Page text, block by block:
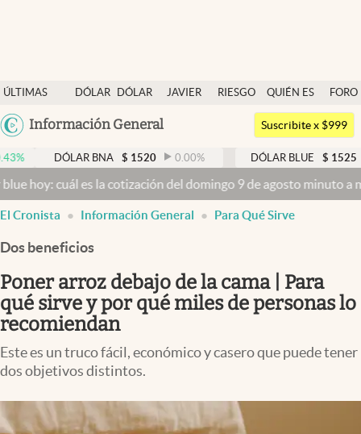
ÚLTIMAS
NOTICIAS
DÓLAR
DÓLAR
JAVIER
RIESGO
QUIÉN ES
QUIÉN
FORO
Argentina
México
Información General
Dólar
Members
Economía y Política
Finanzas y Mercados
Mercados Online
Negocios
Columnistas
Otras secciones
Infotechnology
Clase
Suscribite x $999
DÓLAR BNA $ 1520 0.00% DÓLAR BLUE $ 1525 -0.33%
es la cotización del domingo 9 de agosto minuto a minuto
El Cronista Información General Para Qué Sirve
Dos beneficios
Poner arroz debajo de la cama | Para
qué sirve y por qué miles de personas lo
recomiendan
Este es un truco fácil, económico y casero que puede tener
dos objetivos distintos.